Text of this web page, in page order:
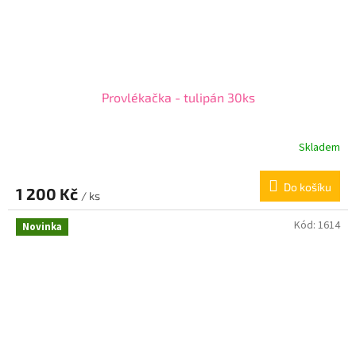
Provlékačka - tulipán 30ks
Skladem
1 200 Kč / ks
Do košíku
Novinka Kód: 1614